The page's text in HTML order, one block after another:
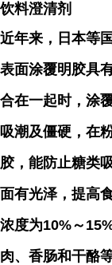
饮料澄清剂
近年来，日本等
表面涂覆明胶具
合在一起时，涂
吸潮及僵硬，在
胶，能防止糖类
面有光泽，提高
浓度为10%～
肉、香肠和干酪